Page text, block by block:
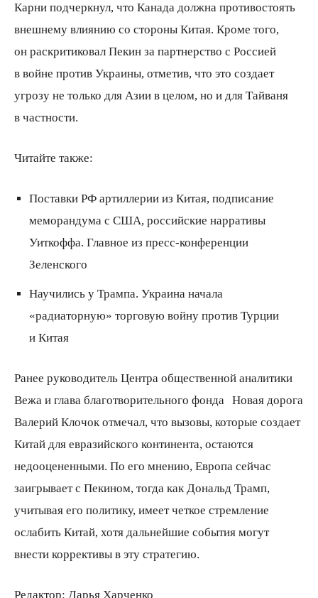
Карни подчеркнул, что Канада должна противостоять
внешнему влиянию со стороны Китая. Кроме того,
он раскритиковал Пекин за партнерство с Россией
в войне против Украины, отметив, что это создает
угрозу не только для Азии в целом, но и для Тайваня
в частности.
Читайте также:
Поставки РФ артиллерии из Китая, подписание
меморандума с США, российские нарративы
Уиткоффа. Главное из пресс-конференции
Зеленского
Научились у Трампа. Украина начала
«радиаторную» торговую войну против Турции
и Китая
Ранее руководитель Центра общественной аналитики
Вежа и глава благотворительного фонда
Новая дорога
Валерий Клочок отмечал, что вызовы, которые создает
Китай для евразийского континента, остаются
недооцененными. По его мнению, Европа сейчас
заигрывает с Пекином, тогда как Дональд Трамп,
учитывая его политику, имеет четкое стремление
ослабить Китай, хотя дальнейшие события могут
внести коррективы в эту стратегию.
Редактор: Дарья Харченко